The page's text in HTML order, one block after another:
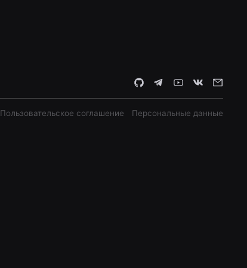
Пользовательское соглашение Персональные данные